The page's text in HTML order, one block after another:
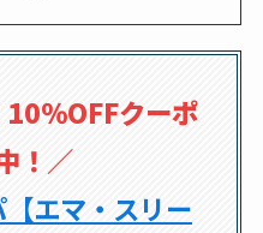
％OFFクーポ
！ ／
エマ・スリー